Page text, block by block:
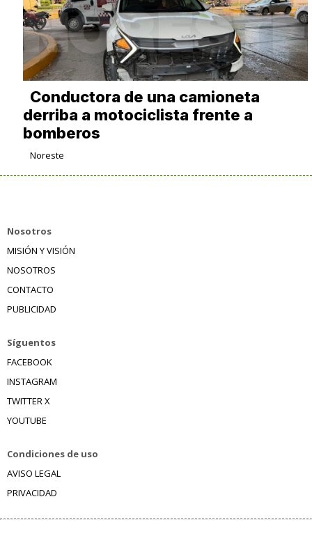
Conductora de una camioneta
derriba a motociclista frente a
bomberos
Noreste
Nosotros
MISIÓN Y VISIÓN
NOSOTROS
CONTACTO
PUBLICIDAD
Síguentos
FACEBOOK
INSTAGRAM
TWITTER X
YOUTUBE
Condiciones de uso
AVISO LEGAL
PRIVACIDAD